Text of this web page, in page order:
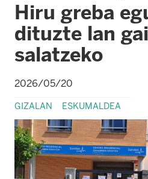
Hiru greba
dituzte lan
salatzeko
2026/05/20
GIZALAN ESKUMALDEA